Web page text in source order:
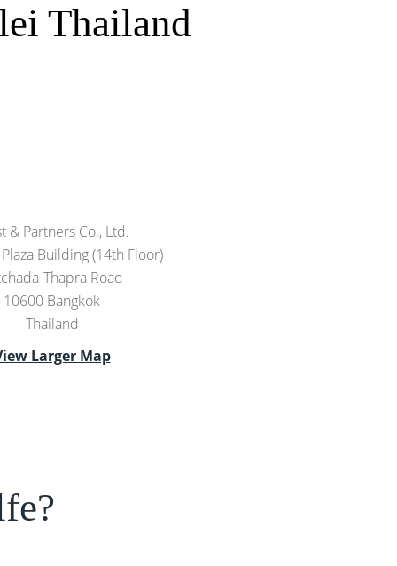
Thailand
& Partners Co., Ltd.
Building (14th Floor)
Thapra Road
10600 Bangkok
Thailand
Larger Map